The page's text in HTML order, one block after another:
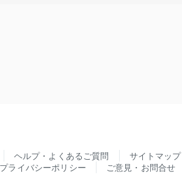
ヘルプ・よくあるご質問 サイトマップ
ライバシーポリシー ご意見・お問合せ